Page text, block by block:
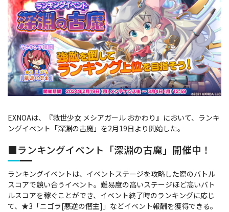
EXNOAは、『救世少女 メシアガール おかわり』において、ランキ
ングイベント「深淵の古魔」を2月19日より開始した。
■ランキングイベント「深淵の古魔」開催中！
ランキングイベントは、イベントステージを攻略した際のバトル
スコアで競い合うイベント。難易度の高いステージほど高いバト
ルスコアを稼ぐことができ、イベント終了時のランキングに応じ
て、★3「ニゴラ[悪逆の僭主]」などイベント報酬を獲得できる。